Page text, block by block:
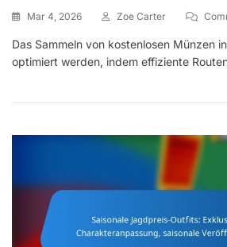
Mar 4, 2026 Zoe Carter
Das Sammeln von kostenlosen Münzen
optimiert werden, indem effiziente